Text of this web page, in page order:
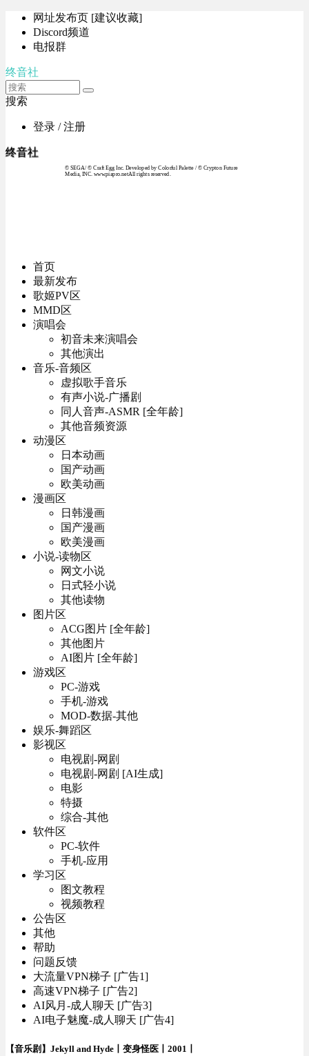
网址发布页 [建议收藏]
Discord频道
电报群
终音社
搜索
登录 / 注册
终音社
© SEGA / © Craft Egg Inc. Developed by Colorful Palette / © Crypton Future
Media, INC. www.piapro.netAll rights reserved.
首页
最新发布
歌姬PV区
MMD区
演唱会
初音未来演唱会
其他演出
音乐-音频区
虚拟歌手音乐
有声小说-广播剧
同人音声-ASMR [全年龄]
其他音频资源
动漫区
日本动画
国产动画
欧美动画
漫画区
日韩漫画
国产漫画
欧美漫画
小说-读物区
网文小说
日式轻小说
其他读物
图片区
ACG图片 [全年龄]
其他图片
AI图片 [全年龄]
游戏区
PC-游戏
手机-游戏
MOD-数据-其他
娱乐-舞蹈区
影视区
电视剧-网剧
电视剧-网剧 [AI生成]
电影
特摄
综合-其他
软件区
PC-软件
手机-应用
学习区
图文教程
视频教程
公告区
其他
帮助
问题反馈
大流量VPN梯子 [广告1]
高速VPN梯子 [广告2]
AI风月-成人聊天 [广告3]
AI电子魅魔-成人聊天 [广告4]
【音乐剧】Jekyll and Hyde丨变身怪医丨2001丨